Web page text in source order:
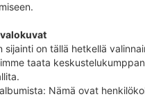
sijainti on tällä hetkellä
taata
Nämä ovat